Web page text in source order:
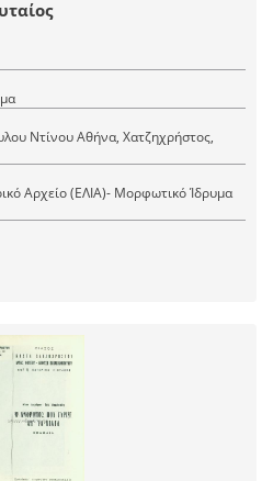
Χατζηχρήστος,
Αρχείο (ΕΛΙΑ)- Μορφωτικό Ίδρυμα